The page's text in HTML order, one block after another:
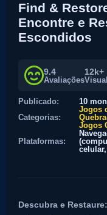
Find &
Encontre e
Escondidos
9.4
Avaliações
12k+
Publicado:
10
Categorias:
Jogos
Jogos
Plataformas:
Descubra e